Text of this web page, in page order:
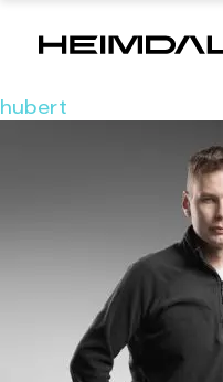
hubert